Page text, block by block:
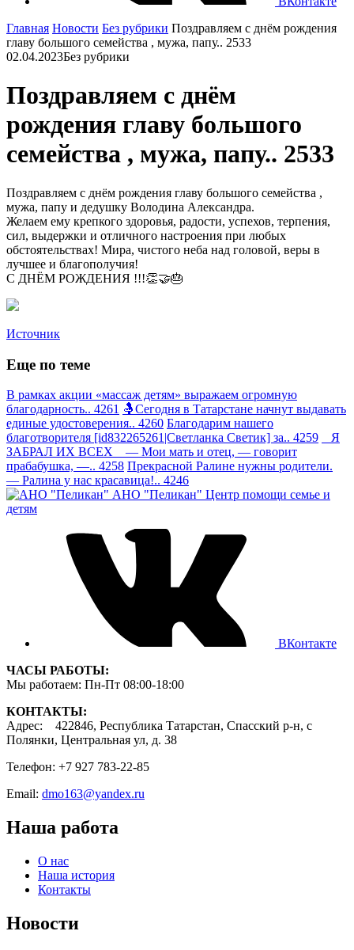
Главная Новости Без рубрики Поздравляем с днём рождения
главу большого семейства , мужа, папу.. 2533
02.04.2023Без рубрики
Поздравляем с днём
рождения главу большого
семейства , мужа, папу.. 2533
Поздравляем с днём рождения главу большого семейства ,
мужа, папу и дедушку Володина Александра.
Желаем ему крепкого здоровья, радости, успехов, терпения,
сил, выдержки и отличного настроения при любых
обстоятельствах! Мира, чистого неба над головой, веры в
лучшее и благополучия!
С ДНЁМ РОЖДЕНИЯ !!!👏🤝🎂
Источник
Еще по теме
В рамках акции «массаж детям» выражаем огромную
благодарность.. 4261 🤱Сегодня в Татарстане начнут выдавать
единые удостоверения.. 4260 Благодарим нашего
благотворителя [id832265261|Светланка Светик] за.. 4259
Я
ЗАБРАЛ ИХ ВСЕХ — Мои мать и отец, — говорит
прабабушка, —.. 4258 Прекрасной Ралине нужны родители.
— Ралина у нас красавица!.. 4246
АНО "Пеликан" Центр помощи семье и
детям
ВКонтакте
ЧАСЫ РАБОТЫ:
Мы работаем: Пн-Пт 08:00-18:00
КОНТАКТЫ:
Адрес: 422846, Республика Татарстан, Спасский р-н, с
Полянки, Центральная ул, д. 38
Телефон: +7 927 783-22-85
Email: dmo163@yandex.ru
Наша работа
О нас
Наша история
Контакты
Новости